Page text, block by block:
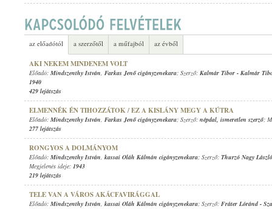
ELŐADÓ: MINDSZENTHY ISTVÁN,FARKAS JENŐ CIGÁNYZENEKARA
az előadótól a szerzőtől a műfajból az évből
AKI NEKEM MINDENEM VOLT
Előadó: Mindszenthy István, Farkas Jenő cigányzenekara; Szerző: Kalmár Tibor - Kalmár
1940
429 lejátszás
ELMENNÉK ÉN TIHOZZÁTOK / EZ A KISLÁNY MEGY A KÚTRA
Előadó: Mindszenthy István, Farkas Jenő cigányzenekara; Szerző: népdal, ismeretlen szerző;
277 lejátszás
RONGYOS A DOLMÁNYOM
Előadó: Mindszenthy István, kassai Oláh Kálmán cigányzenekara; Szerző: Thurzó Nagy László
Megjelenés ideje: 1943
219 lejátszás
TELE VAN A VÁROS AKÁCFAVIRÁGGAL
Előadó: Mindszenthy István, kassai Oláh Kálmán cigányzenekara; Szerző: Fráter Lóránd -